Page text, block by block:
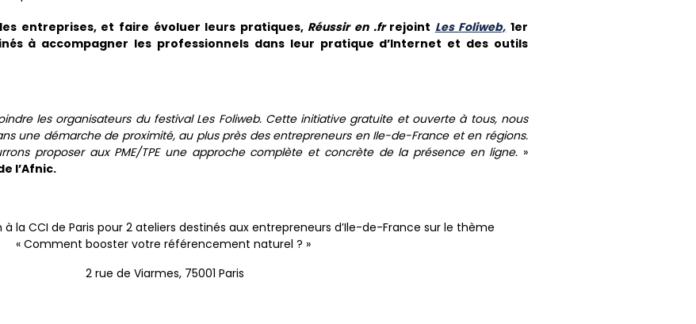
entreprises, et faire évoluer leurs pratiques, Réussir en .fr rejoint Les Foliweb, 1er
à accompagner les professionnels dans leur pratique d’Internet et des outils
les organisateurs du festival Les Foliweb. Cette initiative gratuite et ouverte à tous, nous
une démarche de proximité, au plus près des entrepreneurs en Ile-de-France et en régions.
proposer aux PME/TPE une approche complète et concrète de la présence en ligne. »
l’Afnic.
la CCI de Paris pour 2 ateliers destinés aux entrepreneurs d’Ile-de-France sur le thème
« Comment booster votre référencement naturel ? »
2 rue de Viarmes, 75001 Paris